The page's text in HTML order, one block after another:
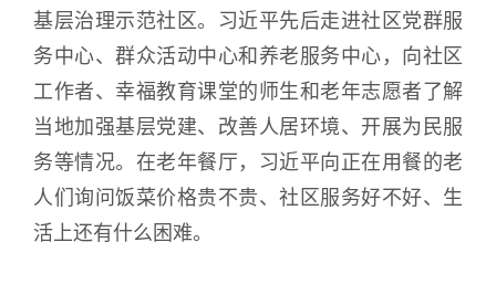
基层治理示范社区。习近平先后走进社区党群服
务中心、群众活动中心和养老服务中心，向社区
工作者、幸福教育课堂的师生和老年志愿者了解
当地加强基层党建、改善人居环境、开展为民服
务等情况。在老年餐厅，习近平向正在用餐的老
人们询问饭菜价格贵不贵、社区服务好不好、生
活上还有什么困难。